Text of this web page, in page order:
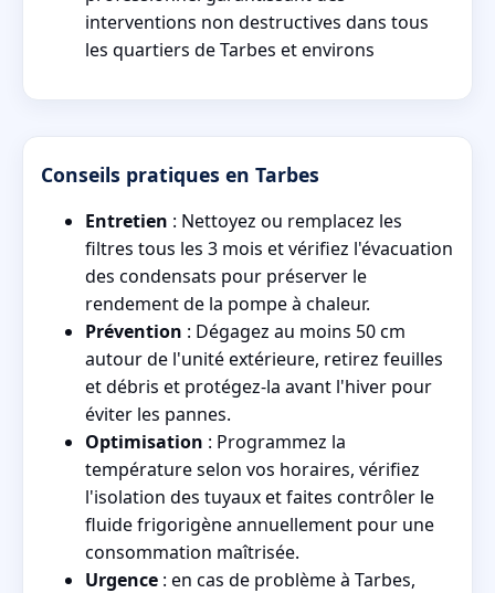
interventions non destructives dans tous
les quartiers de Tarbes et environs
Conseils pratiques en Tarbes
Entretien : Nettoyez ou remplacez les
filtres tous les 3 mois et vérifiez l'évacuation
des condensats pour préserver le
rendement de la pompe à chaleur.
Prévention : Dégagez au moins 50 cm
autour de l'unité extérieure, retirez feuilles
et débris et protégez-la avant l'hiver pour
éviter les pannes.
Optimisation : Programmez la
température selon vos horaires, vérifiez
l'isolation des tuyaux et faites contrôler le
fluide frigorigène annuellement pour une
consommation maîtrisée.
Urgence : en cas de problème à Tarbes,